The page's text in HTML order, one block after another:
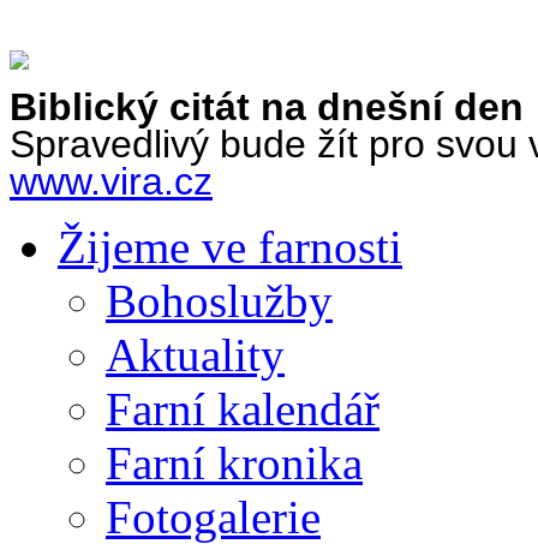
Biblický citát na dnešní den
Spravedlivý bude žít pro svou
www.vira.cz
Žijeme ve farnosti
Bohoslužby
Aktuality
Farní kalendář
Farní kronika
Fotogalerie